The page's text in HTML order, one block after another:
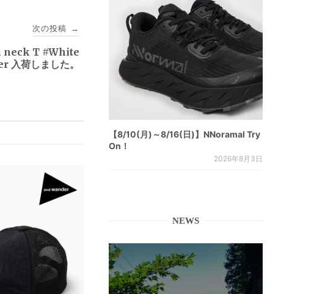
次の投稿 →
neck T #White
荷しました。
【8/10(月)～8/16(日)】NNoramal Try
On！
2026年8月3日
NEWS